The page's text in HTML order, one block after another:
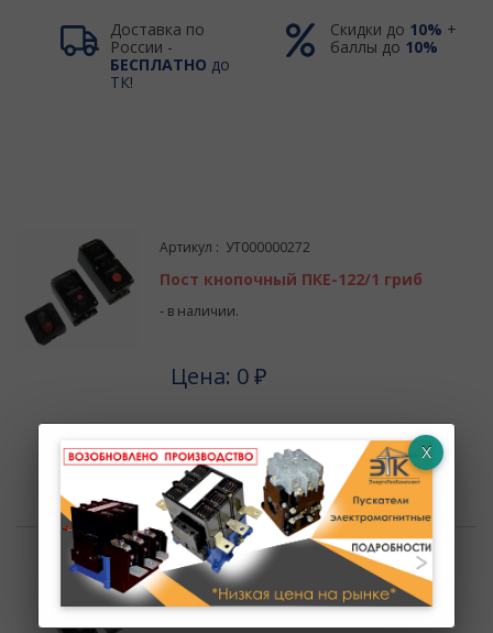
Доставка по
России -
БЕСПЛАТНО до
ТК!
Скидки до 10% +
баллы до 10%
Артикул : УТ000000272
Пост кнопочный ПКЕ-122/1 гриб
- в наличии.
Цена: 0 ₽
В КОРЗИНУ
Артикул : 00000000790
Пост кнопочный ПКЕ-122/1 кнопка